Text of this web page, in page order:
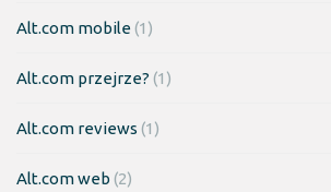
Alt.com mobile(1)
Alt.com przejrze? (1)
Alt.com reviews (1)
Alt.com web (2)